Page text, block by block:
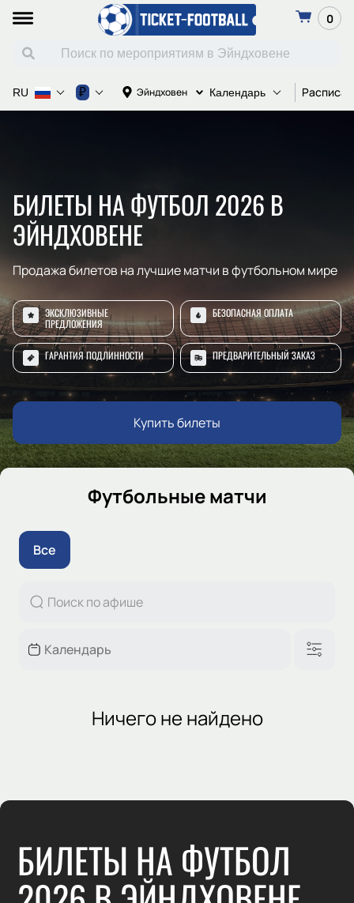
0
Эйндховен Календарь
RU ₽
БИЛЕТЫ НА ФУТБОЛ 2026 В
ЭЙНДХОВЕНЕ
Продажа билетов на лучшие матчи в футбольном мире
Купить билеты
ЭКСКЛЮЗИВНЫЕ
ПРЕДЛОЖЕНИЯ
БЕЗОПАСНАЯ ОПЛАТА
ГАРАНТИЯ ПОДЛИННОСТИ ПРЕДВАРИТЕЛЬНЫЙ ЗАКАЗ
Футбольные матчи
Все
Ничего не найдено
БИЛЕТЫ НА ФУТБОЛ